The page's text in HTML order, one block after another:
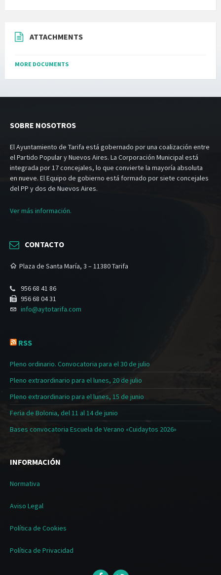
ATTACHMENTS
MORE DOCUMENTS
SOBRE NOSOTROS
El Ayuntamiento de Tarifa está gobernado por una coalización entre
el Partido Popular y Nuevos Aires. La Corporación Municipal está
integrada por 17 concejales, lo que convierte la mayoría absoluta
en nueve. El Equipo de gobierno está formado por siete concejales
del PP y dos de Nuevos Aires.
Ver más información.
CONTACTO
Plaza de Santa María, 3 – 11380 Tarifa
956 68 41 86
956 68 04 31
info@aytotarifa.com
RSS
Pleno ordinario. Convocatoria para el 30 de julio
Pleno extraordinario para el lunes, 20 de julio
Pleno extraordinario para el lunes, 15 de junio
Feria de Bolonia, del 11 al 14 de junio
Bases convocatoria Escuela de Verano «Cuidaytos 2026»
INFORMACIÓN
Normativa
Aviso Legal
Política de Cookies
Política de Privacidad